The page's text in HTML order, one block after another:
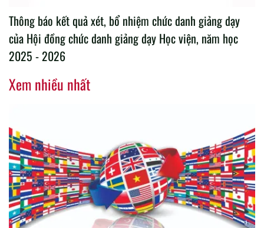
Thông báo kết quả xét, bổ nhiệm chức danh giảng dạy
của Hội đồng chức danh giảng dạy Học viện, năm học
2025 - 2026
Xem nhiều nhất